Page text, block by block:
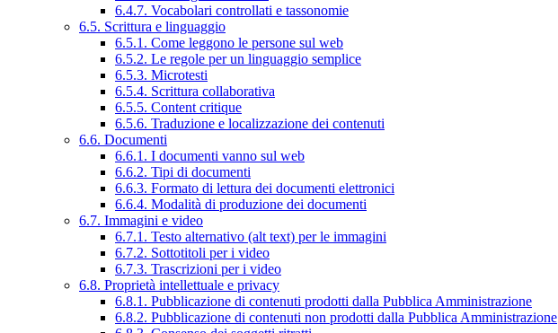
6.4.7. Vocabolari controllati e tassonomie
6.5. Scrittura e linguaggio
6.5.1. Come leggono le persone sul web
6.5.2. Le regole per un linguaggio semplice
6.5.3. Microtesti
6.5.4. Scrittura collaborativa
6.5.5. Content critique
6.5.6. Traduzione e localizzazione dei contenuti
6.6. Documenti
6.6.1. I documenti vanno sul web
6.6.2. Tipi di documenti
6.6.3. Formato di lettura dei documenti elettronici
6.6.4. Modalità di produzione dei documenti
6.7. Immagini e video
6.7.1. Testo alternativo (alt text) per le immagini
6.7.2. Sottotitoli per i video
6.7.3. Trascrizioni per i video
6.8. Proprietà intellettuale e privacy
6.8.1. Pubblicazione di contenuti prodotti dalla Pubblica Amministrazione
6.8.2. Pubblicazione di contenuti non prodotti dalla Pubblica Amministrazione